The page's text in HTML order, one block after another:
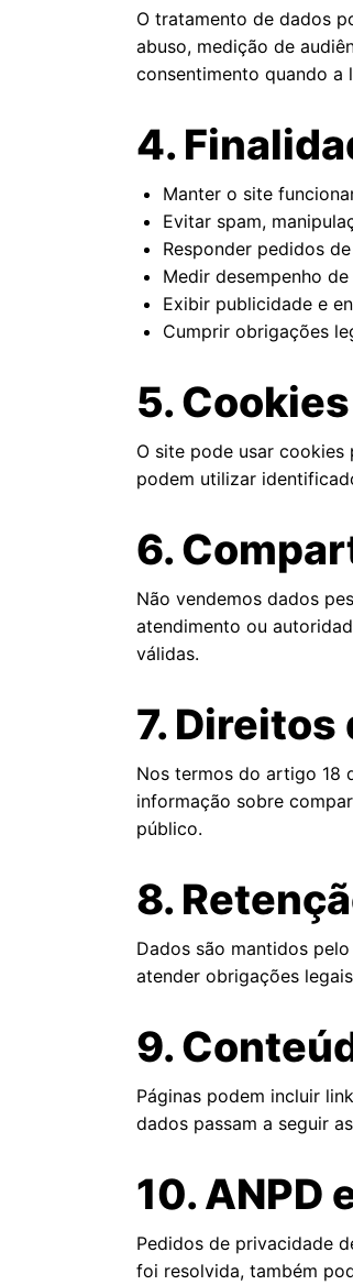
O tratamento de dados
abuso, medição de
consentimento quando a
4.
Manter o site
Evitar spam,
Responder pedidos
Medir desempenho
Exibir publicidade e
Cumprir obrigações
5.
O site pode usar
podem utilizar
6.
Não vendemos dados
atendimento ou
válidas.
7.
Nos termos do artigo 18
informação sobre
público.
8.
Dados são mantidos
atender obrigações
9.
Páginas podem incluir
dados passam a seguir
10. ANPD
Pedidos de privacidade
foi resolvida, também